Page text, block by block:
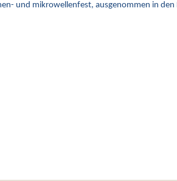
und mikrowellenfest, ausgenommen in